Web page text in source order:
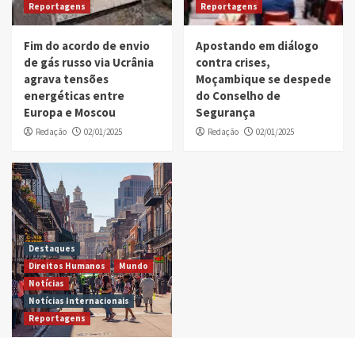
Reportagens
Fim do acordo de envio
de gás russo via Ucrânia
agrava tensões
energéticas entre
Europa e Moscou
Redação 02/01/2025
Reportagens
Apostando em diálogo
contra crises,
Moçambique se despede
do Conselho de
Segurança
Redação 02/01/2025
Destaques
Direitos Humanos
Mundo
Notícias
Notícias Internacionais
Reportagens